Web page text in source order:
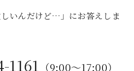
しいんだけど…」にお答えしま
1161 （9:00〜17:00）